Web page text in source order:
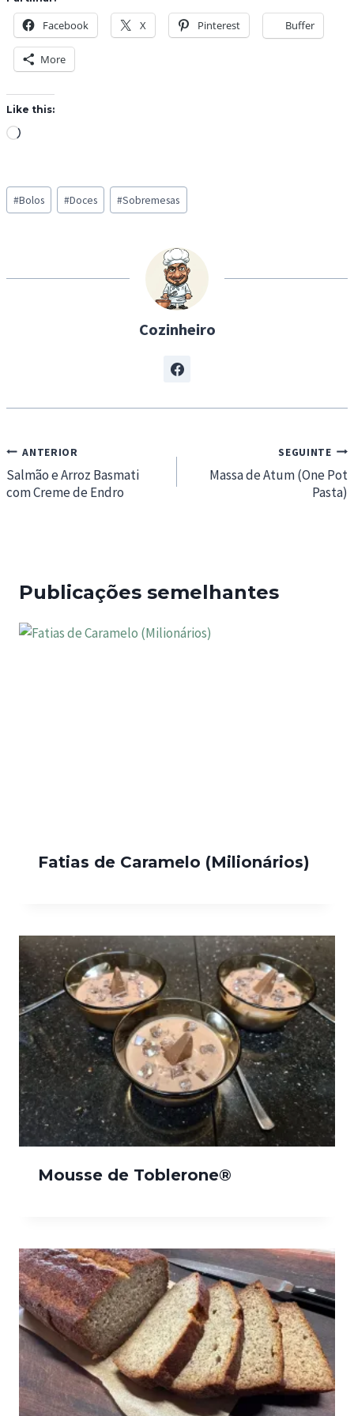
Facebook X Pinterest Buffer
More
Like this:
L
d
i
…
Post
Tags:
#Bolos #Doces #Sobremesas
Cozinheiro
Navegação
de
artigos
ANTERIOR
Salmão e Arroz Basmati
com Creme de Endro
SEGUINTE
Massa de Atum (One Pot
Pasta)
Publicações semelhantes
Fatias de Caramelo (Milionários)
Mousse de Toblerone®